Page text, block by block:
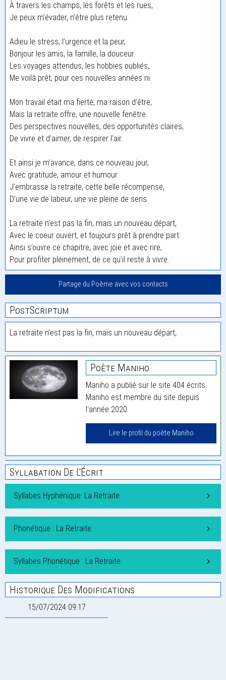
À travers les champs, les forêts et les rues,
Je peux m’évader, n’être plus retenu.
Adieu le stress, l’urgence et la peur,
Bonjour les amis, la famille, la douceur.
Les voyages attendus, les hobbies oubliés,
Me voilà prêt, pour ces nouvelles années ni.
Mon travail était ma fierté, ma raison d’être,
Mais la retraite offre, une nouvelle fenêtre.
Des perspectives nouvelles, des opportunités claires,
De vivre et d’aimer, de respirer l’air.
Et ainsi je m’avance, dans ce nouveau jour,
Avec gratitude, amour et humour.
J’embrasse la retraite, cette belle récompense,
D’une vie de labeur, une vie pleine de sens.
La retraite n’est pas la fin, mais un nouveau départ,
Avec le coeur ouvert, et toujours prêt à prendre part.
Ainsi s’ouvre ce chapitre, avec joie et avec rire,
Pour profiter pleinement, de ce qu’il reste à vivre.
Partage du Poème avec vos contacts
PostScriptum
La retraite n’est pas la fin, mais un nouveau départ,
Poète Maniho
Maniho a publié sur le site 404 écrits.
Maniho est membre du site depuis
l'année 2020.
Lire le profil du poète Maniho
Syllabation De L'Écrit
Syllabes Hyphénique: La Retraite.
Phonétique : La Retraite.
Syllabes Phonétique : La Retraite.
Historique Des Modifications
15/07/2024 09:17